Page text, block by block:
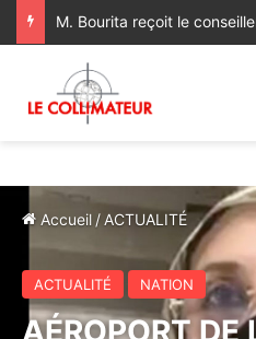
Accueil / ACTUALITÉ
ACTUALITÉ NATION
AÉROPORT DE